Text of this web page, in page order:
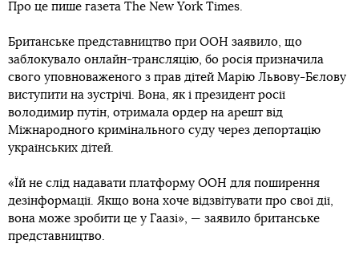
Про це пише газета The New York Times.
Британське представництво при ООН заявило, що
заблокувало онлайн-трансляцію, бо росія призначила
свого уповноваженого з прав дітей Марію Львову-Бєлову
виступити на зустрічі. Вона, як і президент росії
володимир путін, отримала ордер на арешт від
Міжнародного кримінального суду через депортацію
українських дітей.
«Їй не слід надавати платформу ООН для поширення
дезінформації. Якщо вона хоче відзвітувати про свої дії,
вона може зробити це у Гаазі», — заявило британське
представництво.